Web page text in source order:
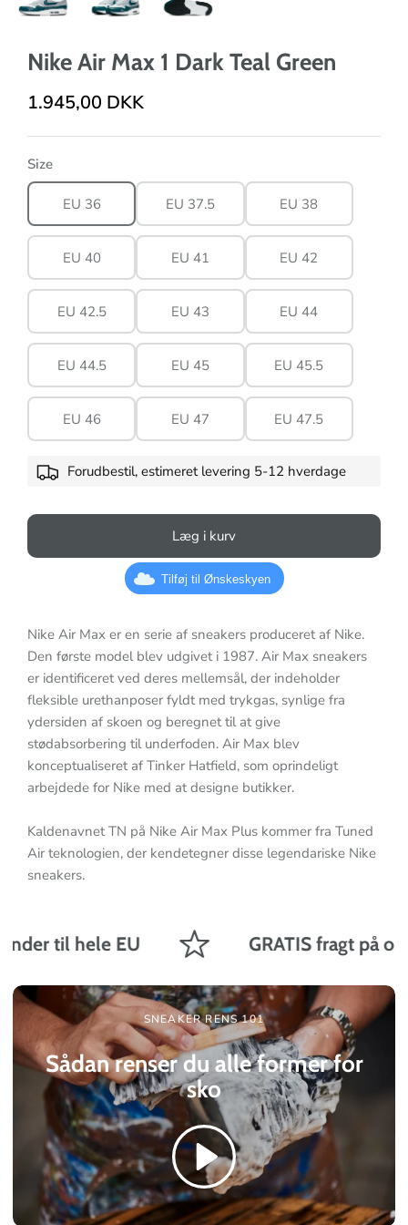
Nike Air Max 1 Dark Teal Green
1.945,00 DKK
Size
EU 36 EU 37.5 EU 38
EU 40 EU 41 EU 42
EU 42.5 EU 43 EU 44
EU 44.5 EU 45 EU 45.5
EU 46 EU 47 EU 47.5
Forudbestil, estimeret levering 5-12 hverdage
Læg i kurv
Tilføj til Ønskeskyen
Nike Air Max er en serie af sneakers produceret af Nike.
Den første model blev udgivet i 1987. Air Max sneakers
er identificeret ved deres mellemsål, der indeholder
fleksible urethanposer fyldt med trykgas, synlige fra
ydersiden af skoen og beregnet til at give
stødabsorbering til underfoden. Air Max blev
konceptualiseret af Tinker Hatfield, som oprindeligt
arbejdede for Nike med at designe butikker.
Kaldenavnet TN på Nike Air Max Plus kommer fra Tuned
Air teknologien, der kendetegner disse legendariske Nike
sneakers.
til hele EU GRATIS fragt på
SNEAKER RENS 101
Sådan renser du alle former for
sko